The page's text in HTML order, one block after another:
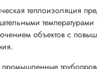
теплоизоляция
объектов с
промышленные